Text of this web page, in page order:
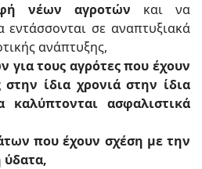
νέων αγροτών και να
σε αναπτυξιακά
ανάπτυξης,
για τους αγρότες που έχουν
στην ίδια χρονιά στην ίδια
ασφαλιστικά
που έχουν σχέση με την
ύδατα,